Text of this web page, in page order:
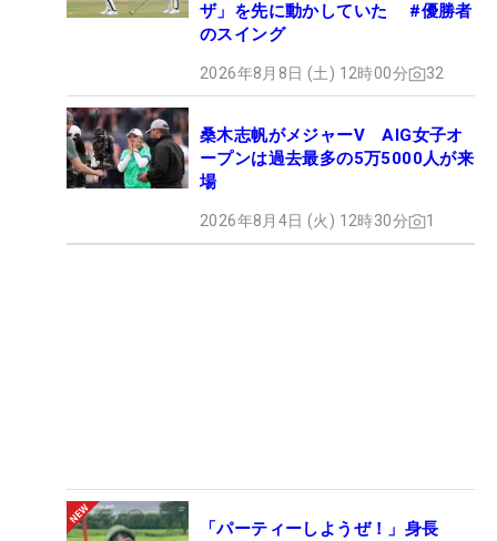
ザ」を先に動かしていた #優勝者
のスイング
2026年8月8日 (土) 12時00分 32
桑木志帆がメジャーV AIG女子オ
ープンは過去最多の5万5000人が来
場
2026年8月4日 (火) 12時30分 1
「パーティーしようぜ！」身長